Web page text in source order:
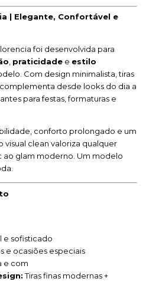
| Elegante, Confortável e
foi desenvolvida para
, praticidade e estilo
Com design minimalista, tiras
desde looks do dia a
para festas, formaturas e
conforto prolongado e um
visual clean valoriza qualquer
ao glam moderno. Um modelo
e sofisticado
e ocasiões especiais
e com
Tiras finas modernas +